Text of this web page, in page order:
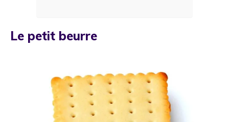
Le petit beurre